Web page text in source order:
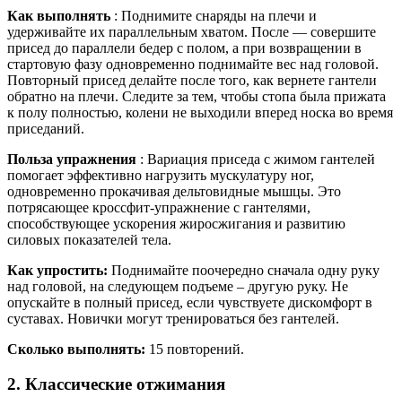
Как выполнять : Поднимите снаряды на плечи и
удерживайте их параллельным хватом. После — совершите
присед до параллели бедер с полом, а при возвращении в
стартовую фазу одновременно поднимайте вес над головой.
Повторный присед делайте после того, как вернете гантели
обратно на плечи. Следите за тем, чтобы стопа была прижата
к полу полностью, колени не выходили вперед носка во время
приседаний.
Польза упражнения : Вариация приседа с жимом гантелей
помогает эффективно нагрузить мускулатуру ног,
одновременно прокачивая дельтовидные мышцы. Это
потрясающее кроссфит-упражнение с гантелями,
способствующее ускорения жиросжигания и развитию
силовых показателей тела.
Как упростить: Поднимайте поочередно сначала одну руку
над головой, на следующем подъеме – другую руку. Не
опускайте в полный присед, если чувствуете дискомфорт в
суставах. Новички могут тренироваться без гантелей.
Сколько выполнять: 15 повторений.
2. Классические отжимания